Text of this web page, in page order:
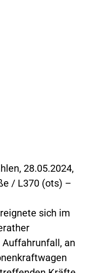
28.05.2024,
/ L370 (ots) –
sich im
an